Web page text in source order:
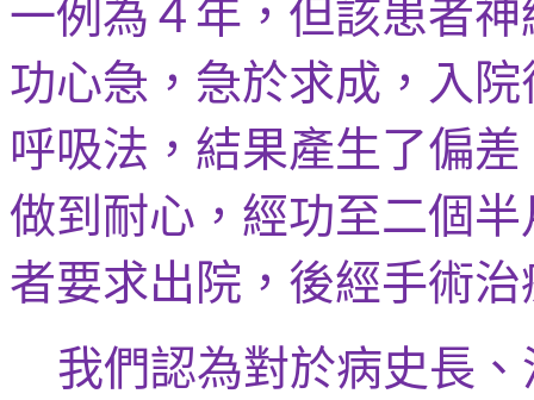
一例為４年，但該患者
功心急，急於求成，入
呼吸法，結果產生了偏
做到耐心， 經功至二個
者要求出院，後經手術
我們認為對於病史長